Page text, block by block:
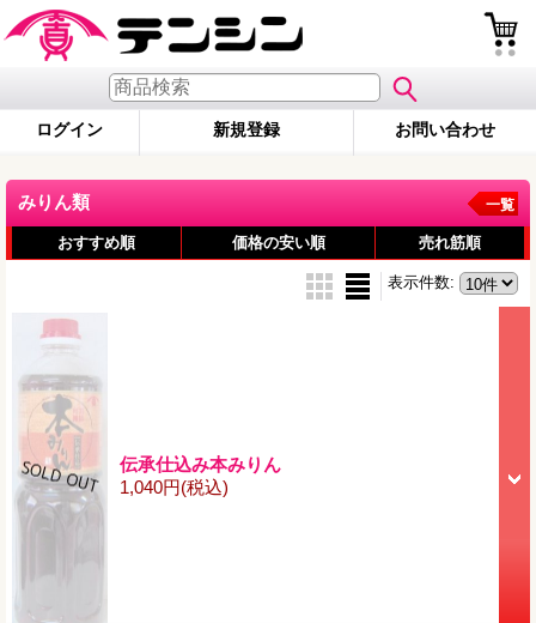
ログイン 新規登録 お問い合わせ
みりん類 一覧
おすすめ順 価格の安い順 売れ筋順
表示件数:
伝承仕込み本みりん
1,040円(税込)